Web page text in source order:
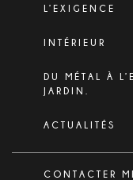
L’EXIGENCE
INTÉRIEUR
DU MÉTAL À
JARDIN.
ACTUALITÉS
CONTACTER